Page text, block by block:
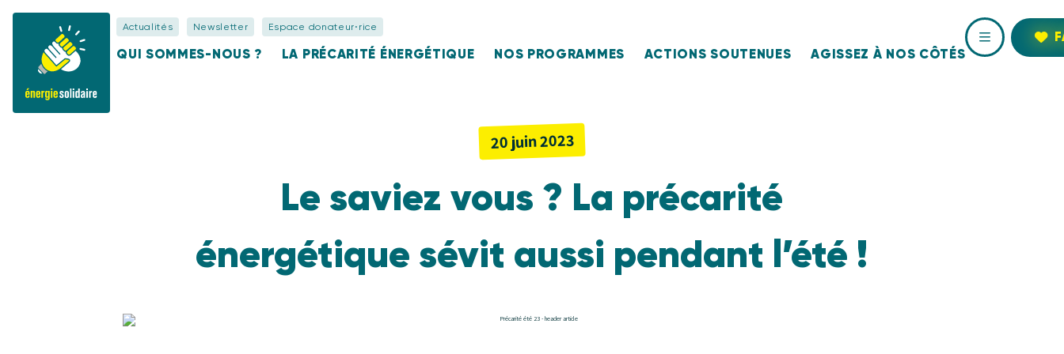
Actualités Newsletter Espace donateur⋅rice
QUI SOMMES-NOUS ? LA PRÉCARITÉ ÉNERGÉTIQUE NOS PROGRAMMES ACTIONS SOUTENUES AGISSEZ À NOS CÔTÉS
20 juin 2023
Le saviez vous ? La précarité
énergétique sévit aussi pendant l’été !